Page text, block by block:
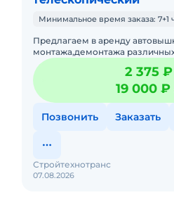
Минимальное время заказа: 7+1
Предлагаем в аренду
монтажа,демонтажа
т.д.Подача в день заказа.
оператором.Топливо вк2 375 ₽
19 000 ₽
Позвонить Заказать
07.08.2026
Стройтехнотранс